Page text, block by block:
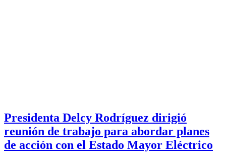
Presidenta Delcy Rodríguez dirigió
reunión de trabajo para abordar planes
de acción con el Estado Mayor Eléctrico